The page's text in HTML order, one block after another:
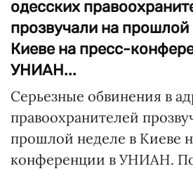
одесских
прозвучали на прошлой
Киеве на пресс-
УНИАН...
Серьезные обвинения в
правоохранителей
прошлой неделе в Киеве
конференции в УНИАН.